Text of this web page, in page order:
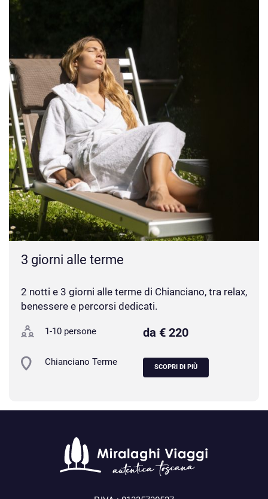
3 giorni alle terme
2 notti e 3 giorni alle terme di Chianciano, tra relax,
benessere e percorsi dedicati.
1-10 persone
Chianciano Terme
da € 220
SCOPRI DI PIÙ